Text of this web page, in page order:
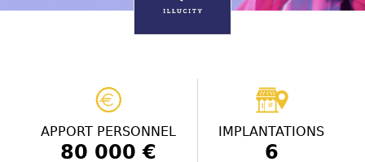
APPORT PERSONNEL
80 000 €
IMPLANTATIONS
6